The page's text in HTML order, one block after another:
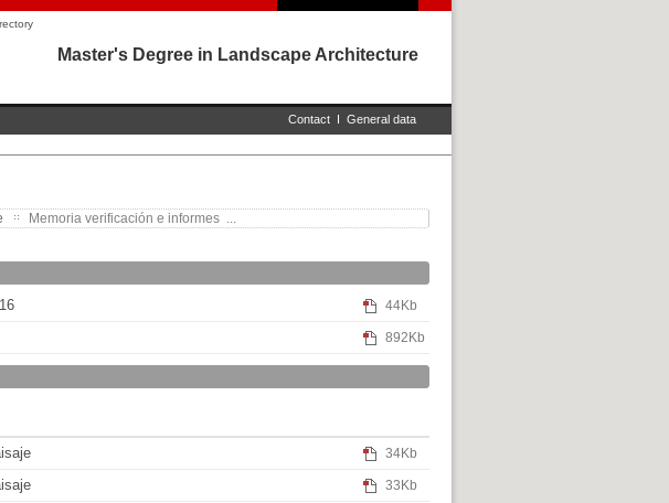
Master's Degree in Landscape Architecture
Contact I General data
Memoria verificación e informes ...
44Kb
892Kb
34Kb
33Kb